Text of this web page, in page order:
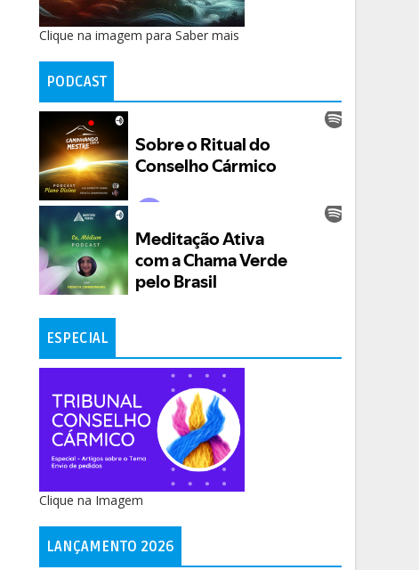
Clique na imagem para Saber mais
PODCAST
ESPECIAL
Clique na Imagem
LANÇAMENTO 2026